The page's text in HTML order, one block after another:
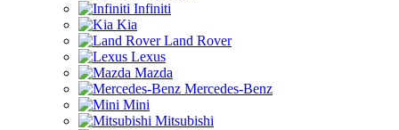
Infiniti
Kia
Land Rover
Lexus
Mazda
Mercedes-Benz
Mini
Mitsubishi